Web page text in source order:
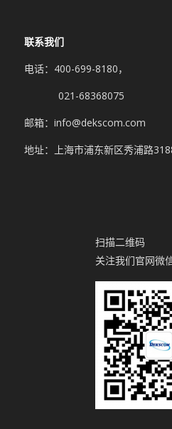
联系我们
电话：400-699-8180，
021-68368075
邮箱：info@dekscom.com
地址：上海市浦东新区秀浦路
扫描二维码
关注我们官网微